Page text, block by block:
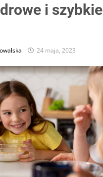
i szybkie
24 maja, 2023